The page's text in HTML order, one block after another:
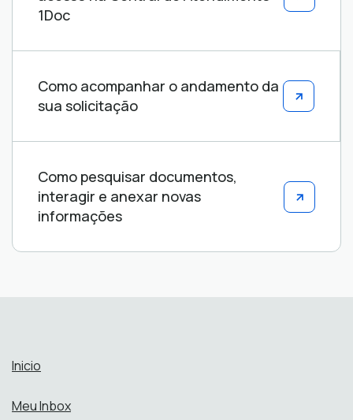
1Doc
Como acompanhar o andamento da
sua solicitação
Como pesquisar documentos,
interagir e anexar novas
informações
Inicio
Meu Inbox